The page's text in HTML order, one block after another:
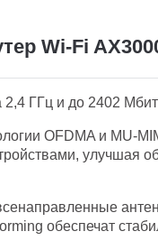
Wi‑Fi
ГГц и до 2402
OFDMA и MU-
улучшая
обеспечат